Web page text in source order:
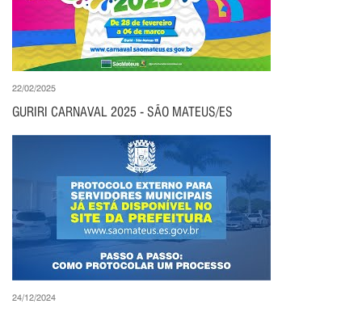
22/02/2025
GURIRI CARNAVAL 2025 - SÃO MATEUS/ES
24/12/2024